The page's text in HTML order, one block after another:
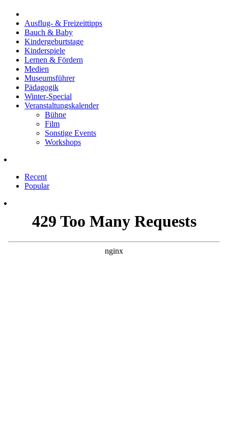
Ausflug- & Freizeittipps
Bauch & Baby
Kindergeburtstage
Kinderspiele
Lernen & Fördern
Medien
Museumsführer
Pädagogik
Winter-Special
Veranstaltungskalender
Bühne
Film
Sonstige Events
Workshops
Recent
Popular